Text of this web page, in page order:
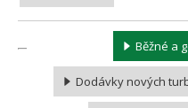
Běžné a
Dodávky nových